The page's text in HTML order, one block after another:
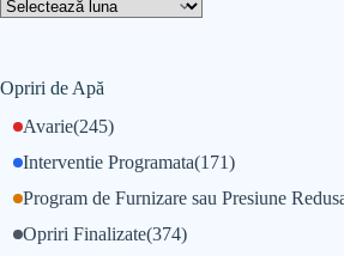
Opriri de Apă
Avarie(245)
Interventie Programata(171)
Opriri Finalizate(374)
Program de Furnizare sau Presiune